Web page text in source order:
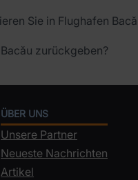
Sie in Flughafen
zurückgeben?
ÜBER UNS
Unsere Partner
Neueste Nachrichten
Artikel